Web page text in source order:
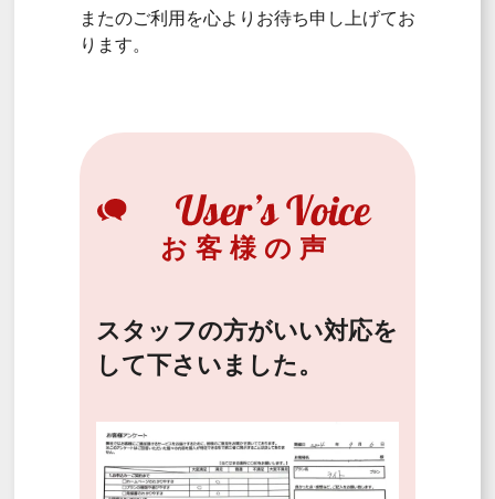
またのご利用を心よりお待ち申し上げてお
ります。
お客様の声
スタッフの方がいい対応を
して下さいました。